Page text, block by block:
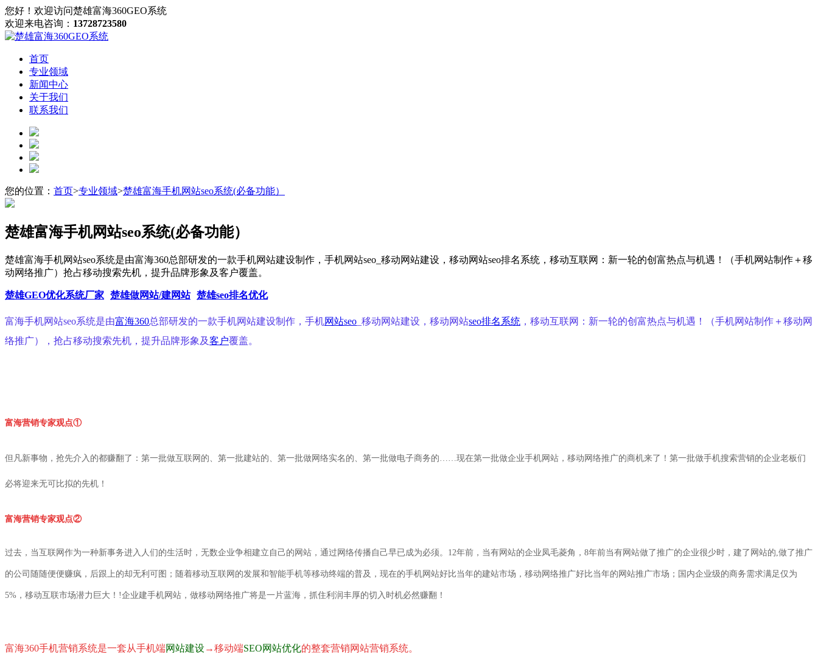
您好！欢迎访问楚雄富海360GEO系统
欢迎来电咨询： 13728723580
首页
专业领域
新闻中心
关于我们
联系我们
您的位置： 首页>专业领域>楚雄富海手机网站seo系统(必备功能）
楚雄富海手机网站seo系统(必备功能）
楚雄富海手机网站seo系统是由富海360总部研发的一款手机网站建设制作，手机网站seo_移动网站建设，移动网站seo排名系统，移动互联网：新一轮的创富热点与机遇！（手机网站制作＋移
动网络推广）抢占移动搜索先机，提升品牌形象及客户覆盖。
楚雄GEO优化系统厂家 楚雄做网站/建网站 楚雄seo排名优化
富海手机网站seo系统是由富海360总部研发的一款手机网站建设制作，手机网站seo _移动网站建设，移动网站seo排名系统 ，移动互联网：新一轮的创富热点与机遇！（手机网站制作＋移动网
络推广），抢占移动搜索先机，提升品牌形象及客户覆盖。
富海营销专家观点①
但凡新事物，抢先介入的都赚翻了：第一批做互联网的、第一批建站的、第一批做网络实名的、第一批做电子商务的……现在第一批做企业手机网站，移动网络推广的商机来了！ 第一批做手机搜索营销的企业老板们
必将迎来无可比拟的先机 ！
富海营销专家观点②
过去，当互联网作为一种新事务进入人们的生活时，无数企业争相建立自己的网站，通过网络传播自己早已成为必须。12年前，当有网站的企业凤毛菱角，8年前当有网站做了推广的企业很少时， 建了网站的,做了推广
的公司随随便便赚疯，后跟 上的却无利可图；随着移动互联网的发展和智能手机等移动终端的普及，现在的手机网站好比当年的建站市场， 移动网络推广好比当年的网站推广市场； 国内企业级的商务需求满足仅为
5%，移动互联市场潜力巨大！!企业建手机网站，做移动网络推广将是一片蓝海，抓住利润丰厚的切入时机必然赚翻 ！
富海360手机营销系统是一套从手机端网站建设→移动端SEO网站优化的整套营销网站营销系统。